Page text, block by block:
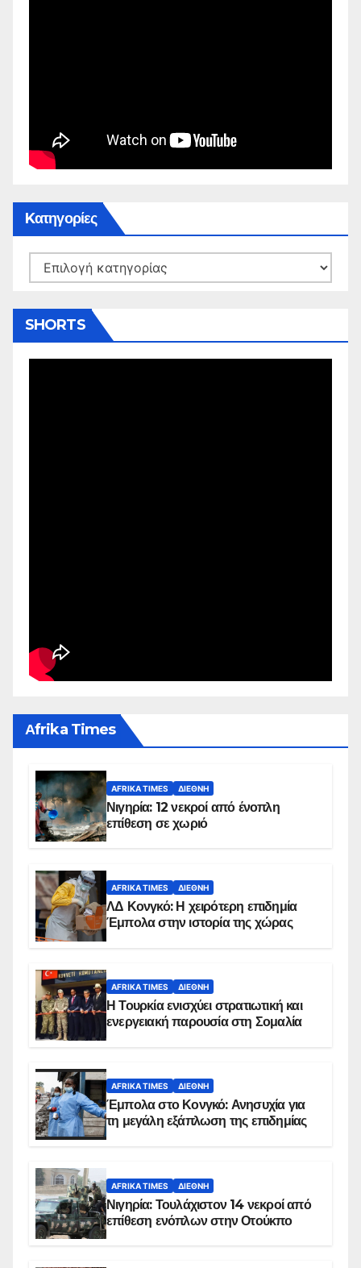
Kατηγορίες
Kατηγορίες
SHORTS
Αfrika Times
AFRIKA TIMES ΔΙΕΘΝΉ
Νιγηρία: 12 νεκροί από ένοπλη
επίθεση σε χωριό
AFRIKA TIMES ΔΙΕΘΝΉ
ΛΔ Κονγκό: Η χειρότερη επιδημία
Έμπολα στην ιστορία της χώρας
AFRIKA TIMES ΔΙΕΘΝΉ
Η Τουρκία ενισχύει στρατιωτική και
ενεργειακή παρουσία στη Σομαλία
AFRIKA TIMES ΔΙΕΘΝΉ
Έμπολα στο Κονγκό: Ανησυχία για
τη μεγάλη εξάπλωση της επιδημίας
AFRIKA TIMES ΔΙΕΘΝΉ
Νιγηρία: Τουλάχιστον 14 νεκροί από
επίθεση ενόπλων στην Οτούκπο